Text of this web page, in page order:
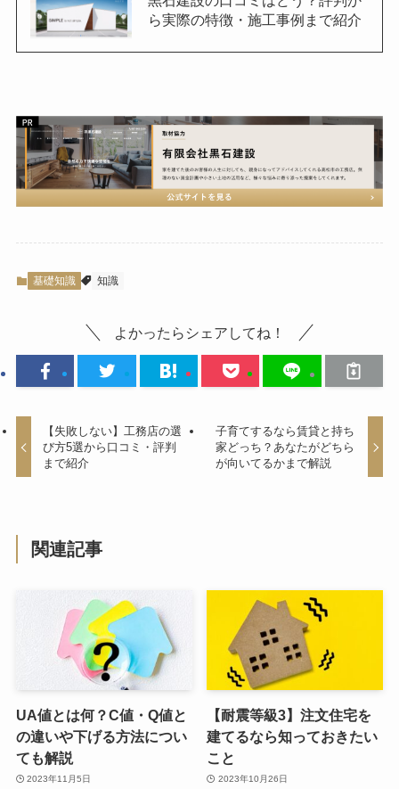
ら実際の特徴・施工事例まで紹介
基礎知識 知識
よかったらシェアしてね！
【失敗しない】工務店の選
び方5選から口コミ・評判
まで紹介
子育てするなら賃貸と持ち
家どっち？あなたがどちら
が向いてるかまで解説
関連記事
UA値とは何？C値・Q値と
の違いや下げる方法につい
ても解説
2023年11月5日
【耐震等級3】注文住宅を
建てるなら知っておきたい
こと
2023年10月26日